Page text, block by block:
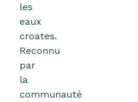
les
eaux
croates.
Reconnu
par
la
communauté